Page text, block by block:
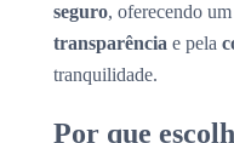
seguro, oferecendo
transparência e pela
tranquilidade.
Por que